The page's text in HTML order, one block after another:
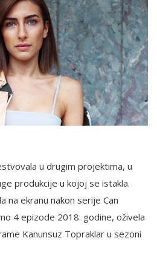
u drugim projektima, u
produkcije u kojoj se istakla.
na ekranu nakon serije Can
4 epizode ​​2018. godine, oživela
Kanunsuz Topraklar u sezoni